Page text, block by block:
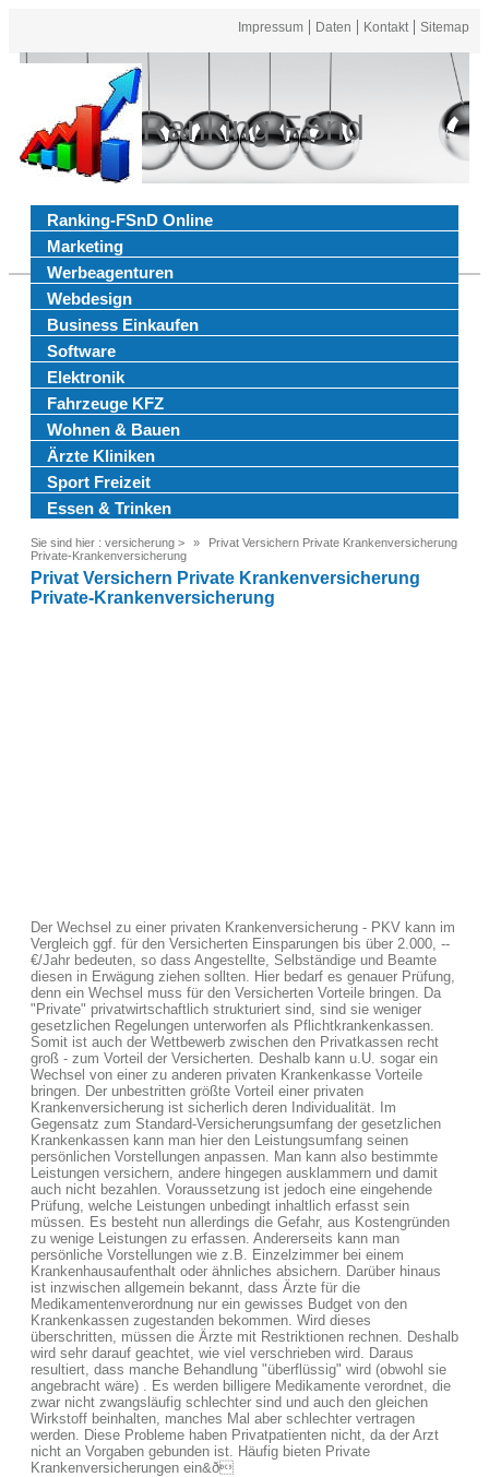
Impressum Daten Kontakt Sitemap
Ranking FSnd
Ranking-FSnD Online
Marketing
Werbeagenturen
Webdesign
Business Einkaufen
Software
Elektronik
Fahrzeuge KFZ
Wohnen & Bauen
Ärzte Kliniken
Sport Freizeit
Essen & Trinken
Sie sind hier : versicherung >
Privat Versichern Private Krankenversicherung
Private-Krankenversicherung
Privat Versichern Private Krankenversicherung
Private-Krankenversicherung
Der Wechsel zu einer privaten Krankenversicherung - PKV kann im
Vergleich ggf. für den Versicherten Einsparungen bis über 2.000, --
€/Jahr bedeuten, so dass Angestellte, Selbständige und Beamte
diesen in Erwägung ziehen sollten. Hier bedarf es genauer Prüfung,
denn ein Wechsel muss für den Versicherten Vorteile bringen. Da
"Private" privatwirtschaftlich strukturiert sind, sind sie weniger
gesetzlichen Regelungen unterworfen als Pflichtkrankenkassen.
Somit ist auch der Wettbewerb zwischen den Privatkassen recht
groß - zum Vorteil der Versicherten. Deshalb kann u.U. sogar ein
Wechsel von einer zu anderen privaten Krankenkasse Vorteile
bringen. Der unbestritten größte Vorteil einer privaten
Krankenversicherung ist sicherlich deren Individualität. Im
Gegensatz zum Standard-Versicherungsumfang der gesetzlichen
Krankenkassen kann man hier den Leistungsumfang seinen
persönlichen Vorstellungen anpassen. Man kann also bestimmte
Leistungen versichern, andere hingegen ausklammern und damit
auch nicht bezahlen. Voraussetzung ist jedoch eine eingehende
Prüfung, welche Leistungen unbedingt inhaltlich erfasst sein
müssen. Es besteht nun allerdings die Gefahr, aus Kostengründen
zu wenige Leistungen zu erfassen. Andererseits kann man
persönliche Vorstellungen wie z.B. Einzelzimmer bei einem
Krankenhausaufenthalt oder ähnliches absichern. Darüber hinaus
ist inzwischen allgemein bekannt, dass Ärzte für die
Medikamentenverordnung nur ein gewisses Budget von den
Krankenkassen zugestanden bekommen. Wird dieses
überschritten, müssen die Ärzte mit Restriktionen rechnen. Deshalb
wird sehr darauf geachtet, wie viel verschrieben wird. Daraus
resultiert, dass manche Behandlung "überflüssig" wird (obwohl sie
angebracht wäre) . Es werden billigere Medikamente verordnet, die
zwar nicht zwangsläufig schlechter sind und auch den gleichen
Wirkstoff beinhalten, manches Mal aber schlechter vertragen
werden. Diese Probleme haben Privatpatienten nicht, da der Arzt
nicht an Vorgaben gebunden ist. Häufig bieten Private
Krankenversicherungen ein&ð